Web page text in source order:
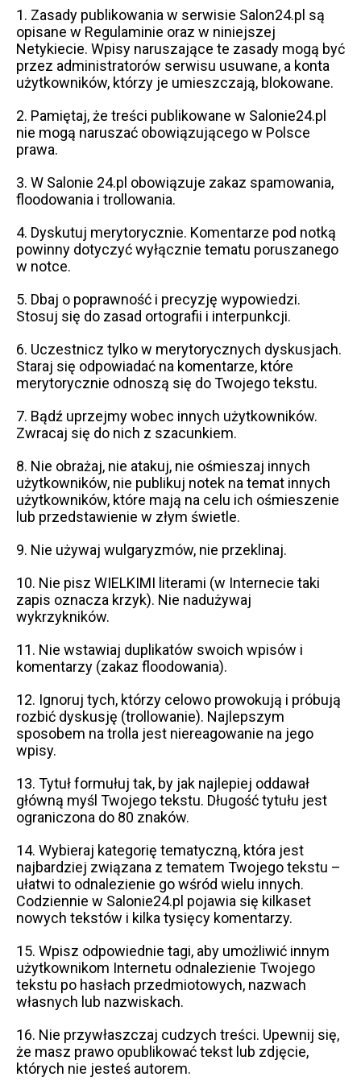
1. Zasady publikowania w serwisie Salon24.pl są
opisane w Regulaminie oraz w niniejszej
Netykiecie. Wpisy naruszające te zasady mogą być
przez administratorów serwisu usuwane, a konta
użytkowników, którzy je umieszczają, blokowane.
2. Pamiętaj, że treści publikowane w Salonie24.pl
nie mogą naruszać obowiązującego w Polsce
prawa.
3. W Salonie 24.pl obowiązuje zakaz spamowania,
floodowania i trollowania.
4. Dyskutuj merytorycznie. Komentarze pod notką
powinny dotyczyć wyłącznie tematu poruszanego
w notce.
5. Dbaj o poprawność i precyzję wypowiedzi.
Stosuj się do zasad ortografii i interpunkcji.
6. Uczestnicz tylko w merytorycznych dyskusjach.
Staraj się odpowiadać na komentarze, które
merytorycznie odnoszą się do Twojego tekstu.
7. Bądź uprzejmy wobec innych użytkowników.
Zwracaj się do nich z szacunkiem.
8. Nie obrażaj, nie atakuj, nie ośmieszaj innych
użytkowników, nie publikuj notek na temat innych
użytkowników, które mają na celu ich ośmieszenie
lub przedstawienie w złym świetle.
9. Nie używaj wulgaryzmów, nie przeklinaj.
10. Nie pisz WIELKIMI literami (w Internecie taki
zapis oznacza krzyk). Nie nadużywaj
wykrzykników.
11. Nie wstawiaj duplikatów swoich wpisów i
komentarzy (zakaz floodowania).
12. Ignoruj tych, którzy celowo prowokują i próbują
rozbić dyskusję (trollowanie). Najlepszym
sposobem na trolla jest niereagowanie na jego
wpisy.
13. Tytuł formułuj tak, by jak najlepiej oddawał
główną myśl Twojego tekstu. Długość tytułu jest
ograniczona do 80 znaków.
14. Wybieraj kategorię tematyczną, która jest
najbardziej związana z tematem Twojego tekstu –
ułatwi to odnalezienie go wśród wielu innych.
Codziennie w Salonie24.pl pojawia się kilkaset
nowych tekstów i kilka tysięcy komentarzy.
15. Wpisz odpowiednie tagi, aby umożliwić innym
użytkownikom Internetu odnalezienie Twojego
tekstu po hasłach przedmiotowych, nazwach
własnych lub nazwiskach.
16. Nie przywłaszczaj cudzych treści. Upewnij się,
że masz prawo opublikować tekst lub zdjęcie,
których nie jesteś autorem.